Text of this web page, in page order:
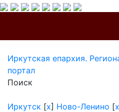
Иркутская епархия.
портал
Поиск
Иркутск [x] Ново-Ленино [x